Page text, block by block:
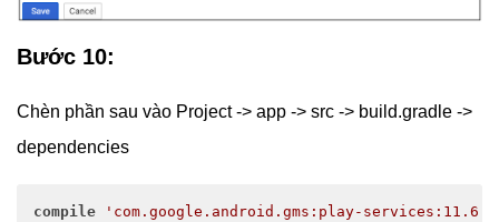
Bước 10:
Chèn phần sau vào Project -> app -> src -> build.gradle ->
dependencies
compile 'com.google.android.gms:play-